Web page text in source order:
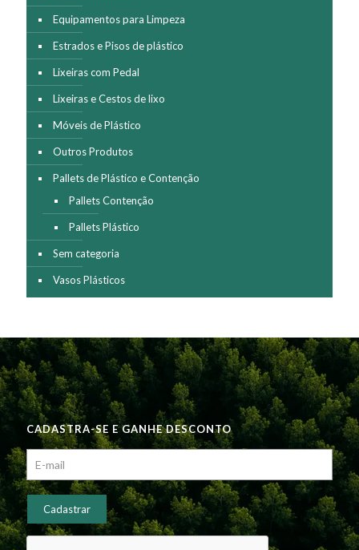
Equipamentos para Limpeza
Estrados e Pisos de plástico
Lixeiras com Pedal
Lixeiras e Cestos de lixo
Móveis de Plástico
Outros Produtos
Pallets de Plástico e Contenção
Pallets Contenção
Pallets Plástico
Sem categoria
Vasos Plásticos
CADASTRA-SE E GANHE DESCONTO